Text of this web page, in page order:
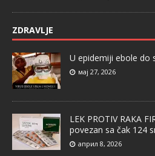
ZDRAVLJE
U epidemiji ebole do
мај 27, 2026
LEK PROTIV RAKA
povezan sa čak 124
април 8, 2026